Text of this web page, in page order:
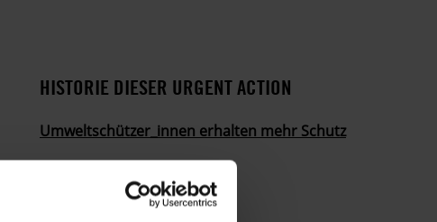
HISTORIE DIESER URGENT ACTION
Umweltschützer_innen erhalten mehr Schutz